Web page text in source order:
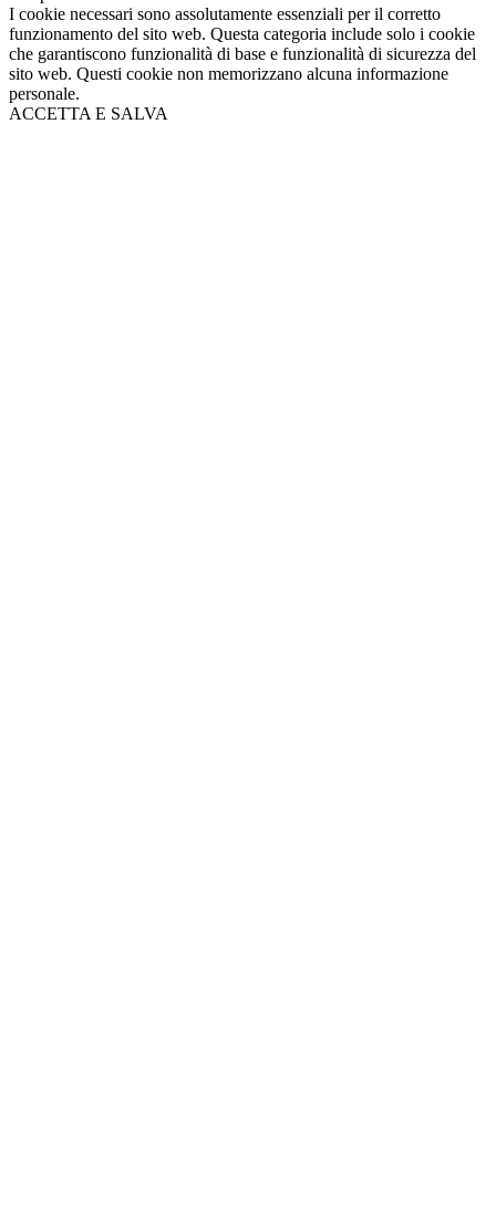
I cookie necessari sono assolutamente essenziali per il corretto
funzionamento del sito web. Questa categoria include solo i cookie
che garantiscono funzionalità di base e funzionalità di sicurezza del
sito web. Questi cookie non memorizzano alcuna informazione
personale.
ACCETTA E SALVA